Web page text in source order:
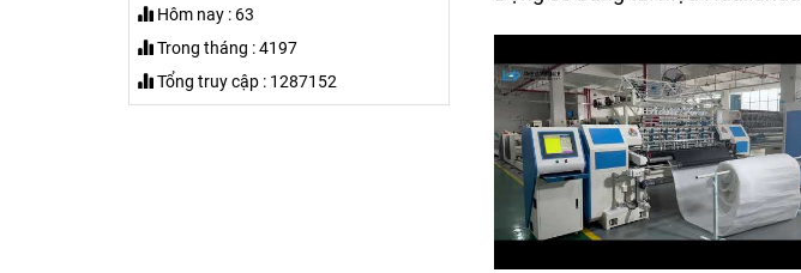
Giá:50,000 đ
Máy Dò Kim Khổ 600mm
Hôm nay : 63
Trong tháng : 4197
Tổng truy cập : 1287152